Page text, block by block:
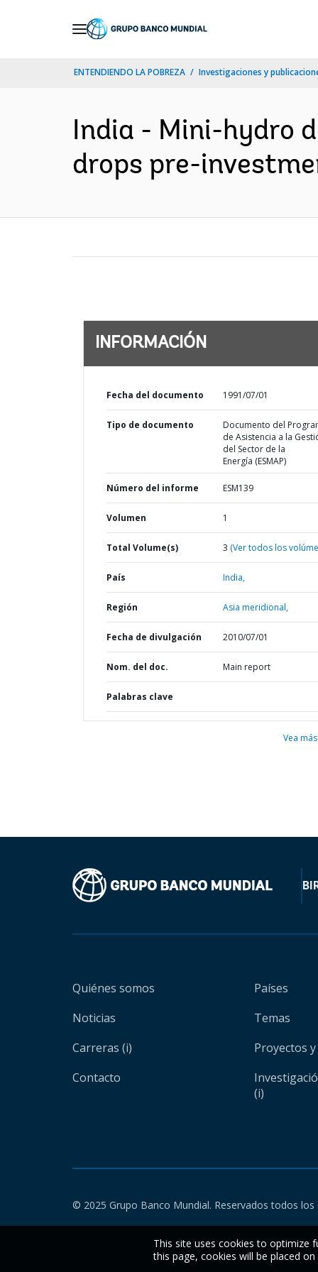
ENTENDIENDO LA POBREZA Investigaciones y
India - Mini-hydro
drops pre-
INFORMACIÓN
Fecha del documento 1991/07/01
Tipo de documento
Documento del
de Asistencia a la
del Sector de la
Energía (ESMAP)
Número del informe ESM139
Volumen 1
Total Volume(s) 3 (Ver todos los
País India,
Región Asia meridional,
Fecha de divulgación 2010/07/01
Nom. del doc. Main report
Palabras clave
Vea más
Quiénes somos
Noticias
Carreras (i)
Contacto
Países
Temas
Proyectos
(i)
© 2025 Grupo Banco Mundial. Reservados todos los
This site uses cookies to optimize
this page, cookies will be placed